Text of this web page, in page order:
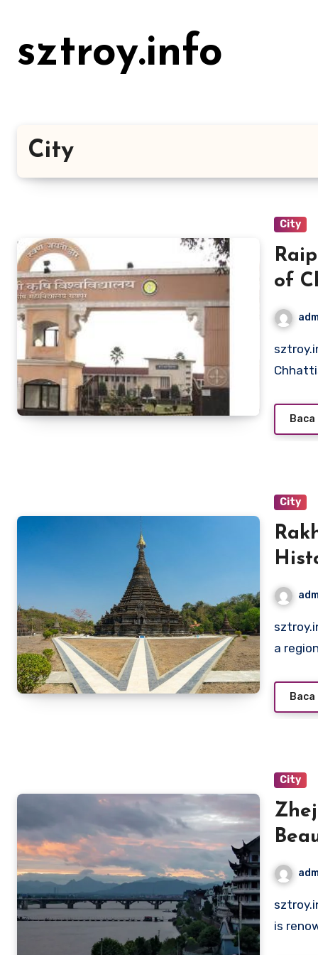
kontensztroy.info
City
City
of
sztroy.info – Raipur, the capital city of the Indian state of
City
sztroy.info – Rakhine State, located in western Myanmar, is
a
City
sztroy.info – Zhejiang, a coastal province in eastern China,
is